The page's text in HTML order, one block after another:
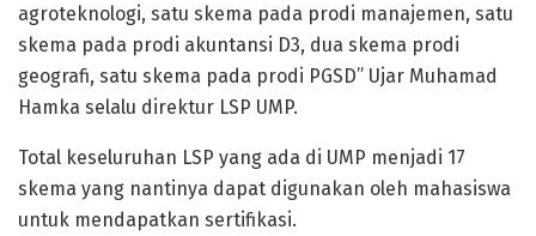
agroteknologi, satu skema pada prodi manajemen, satu
skema pada prodi akuntansi D3, dua skema prodi
geografi, satu skema pada prodi PGSD” Ujar Muhamad
Hamka selalu direktur LSP UMP.
Total keseluruhan LSP yang ada di UMP menjadi 17
skema yang nantinya dapat digunakan oleh mahasiswa
untuk mendapatkan sertifikasi.